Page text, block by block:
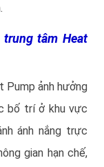
tâm Heat
Pump ảnh hưởng
bố trí ở khu vực
ánh nắng trực
gian hạn chế,